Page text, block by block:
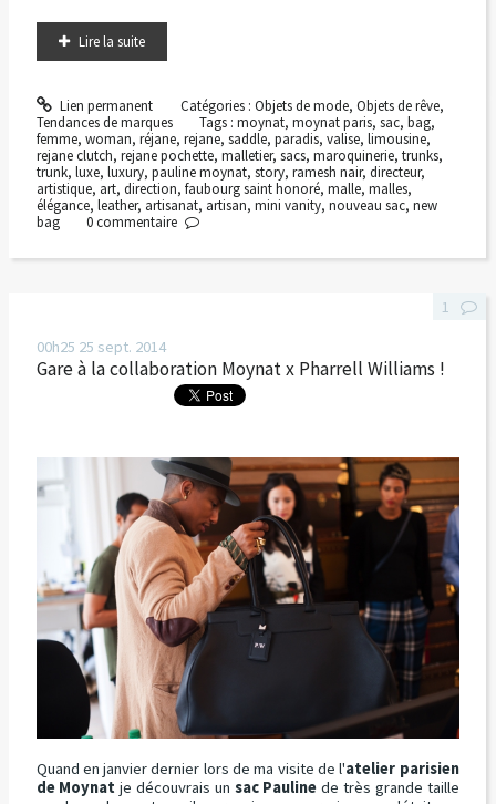
Lire la suite
Lien permanent Catégories : Objets de mode, Objets de rêve,
Tendances de marques
Tags :moynat,moynat paris,sac,bag,
femme, woman, réjane, rejane, saddle, paradis, valise, limousine,
rejane clutch, rejane pochette, malletier, sacs, maroquinerie, trunks,
trunk, luxe, luxury, pauline moynat, story, ramesh nair, directeur,
artistique, art, direction, faubourg saint honoré, malle, malles,
élégance, leather, artisanat, artisan, mini vanity, nouveau sac, new
bag
0commentaire
00h25 25 sept. 2014
Gare à la collaboration Moynat x Pharrell Williams !
Quand en janvier dernier lors de ma visite de l'atelier parisien
de Moynat je découvrais un sac Pauline de très grande taille
1